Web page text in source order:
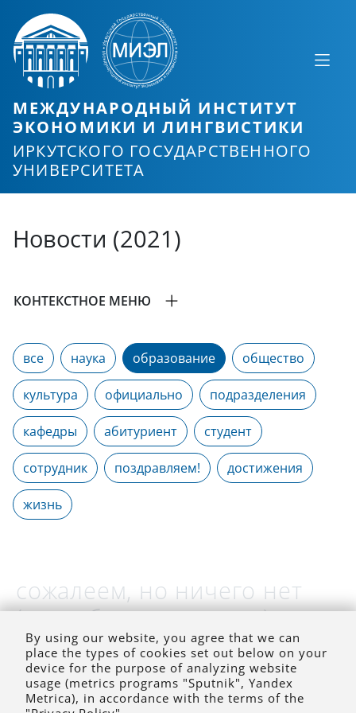
МЕЖДУНАРОДНЫЙ ИНСТИТУТ
ЭКОНОМИКИ И ЛИНГВИСТИКИ
ИРКУТСКОГО ГОСУДАРСТВЕННОГО
УНИВЕРСИТЕТА
Новости (2021)
КОНТЕКСТНОЕ МЕНЮ
все наука образование общество
культура официально подразделения
кафедры абитуриент студент
сотрудник поздравляем! достижения
жизнь
сожалеем, но ничего нет
(на выбранное время)
By using our website, you agree that we can
place the types of cookies set out below on your
device for the purpose of analyzing website
usage (metrics programs "Sputnik", Yandex
Metrica), in accordance with the terms of the